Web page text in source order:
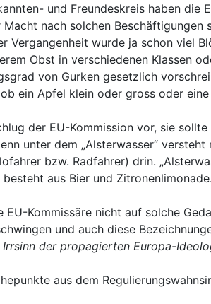
und Freundeskreis haben
nach solchen Beschäftigungen
Vergangenheit wurde ja schon viel
Obst in verschiedenen Klassen
von Gurken gesetzlich
ein Apfel klein oder gross oder
der EU-Kommission vor, sie
unter dem „Alsterwasser“
bzw. Radfahrer) drin.
besteht aus Bier und
EU-Kommissäre nicht auf solche
und auch diese
Irrsinn der propagierten Europa-
aus dem